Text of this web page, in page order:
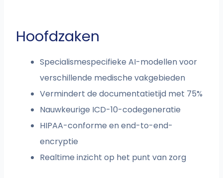
Hoofdzaken
Specialismespecifieke AI-modellen voor
verschillende medische vakgebieden
Vermindert de documentatietijd met 75%
Nauwkeurige ICD-10-codegeneratie
HIPAA-conforme en end-to-end-
encryptie
Realtime inzicht op het punt van zorg